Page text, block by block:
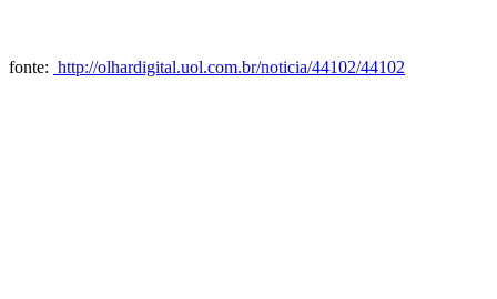
fonte: http://olhardigital.uol.com.br/noticia/44102/44102